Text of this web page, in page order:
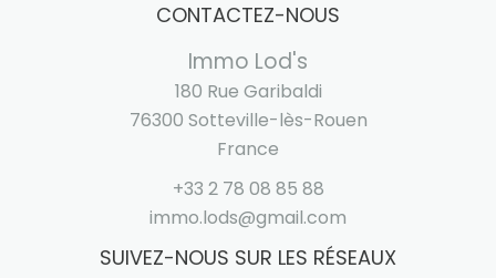
CONTACTEZ-NOUS
Immo Lod's
180 Rue Garibaldi
76300 Sotteville-lès-Rouen
France
+33 2 78 08 85 88
immo.lods@gmail.com
SUIVEZ-NOUS SUR LES RÉSEAUX